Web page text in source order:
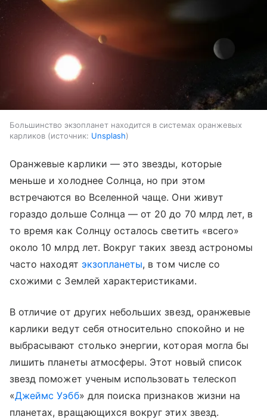
Большинство экзопланет находится в системах оранжевых
карликов
источник: Unsplash
Оранжевые карлики — это звезды, которые
меньше и холоднее Солнца, но при этом
встречаются во Вселенной чаще. Они живут
гораздо дольше Солнца — от 20 до 70 млрд лет, в
то время как Солнцу осталось светить «всего»
около 10 млрд лет. Вокруг таких звезд астрономы
часто находят экзопланеты, в том числе со
схожими с Землей характеристиками.
В отличие от других небольших звезд, оранжевые
карлики ведут себя относительно спокойно и не
выбрасывают столько энергии, которая могла бы
лишить планеты атмосферы. Этот новый список
звезд поможет ученым использовать телескоп
«Джеймс Уэбб» для поиска признаков жизни на
планетах, вращающихся вокруг этих звезд.